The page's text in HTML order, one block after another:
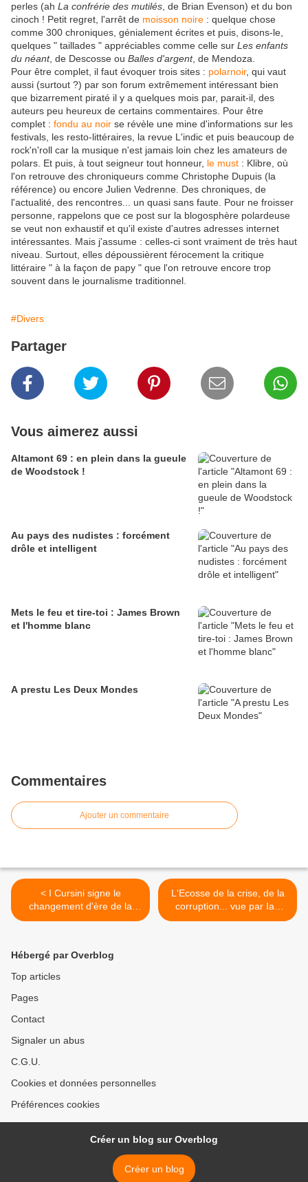
perles (ah La confrérie des mutilés , de Brian Evenson) et du bon
cinoch ! Petit regret, l'arrêt de moisson noire : quelque chose
comme 300 chroniques, génialement écrites et puis, disons-le,
quelques " taillades " appréciables comme celle sur Les enfants
du néant, de Descosse ou Balles d'argent, de Mendoza.
Pour être complet, il faut évoquer trois sites : polarnoir, qui vaut
aussi (surtout ?) par son forum extrêmement intéressant bien
que bizarrement piraté il y a quelques mois par, parait-il, des
auteurs peu heureux de certains commentaires. Pour être
complet : fondu au noir se révèle une mine d'informations sur les
festivals, les resto-littéraires, la revue L'indic et puis beaucoup de
rock'n'roll car la musique n'est jamais loin chez les amateurs de
polars. Et puis, à tout seigneur tout honneur, le must : Klibre, où
l'on retrouve des chroniqueurs comme Christophe Dupuis (la
référence) ou encore Julien Vedrenne. Des chroniques, de
l'actualité, des rencontres... un quasi sans faute. Pour ne froisser
personne, rappelons que ce post sur la blogosphère polardeuse
se veut non exhaustif et qu'il existe d'autres adresses internet
intéressantes. Mais j'assume : celles-ci sont vraiment de très haut
niveau. Surtout, elles dépoussièrent férocement la critique
littéraire " à la façon de papy " que l'on retrouve encore trop
souvent dans le journalisme traditionnel.
#Divers
Partager
Vous aimerez aussi
Altamont 69 : en plein dans la gueule
de Woodstock !
Au pays des nudistes : forcément
drôle et intelligent
Mets le feu et tire-toi : James Brown
et l'homme blanc
A prestu Les Deux Mondes
Commentaires
Ajouter un commentaire
< I Cursini signe le
changement d'ère de la
criminalité corse
L'Ecosse de la crise, de la
corruption... vue par Ian
Rankin >
Hébergé par Overblog
Top articles
Pages
Contact
Signaler un abus
C.G.U.
Cookies et données personnelles
Préférences cookies
Créer un blog sur Overblog
Créer un blog